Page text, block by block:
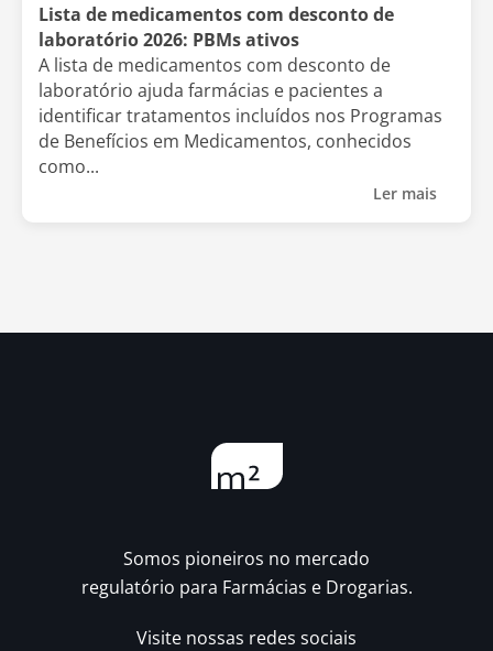
Lista de medicamentos com desconto de
laboratório 2026: PBMs ativos
A lista de medicamentos com desconto de
laboratório ajuda farmácias e pacientes a
identificar tratamentos incluídos nos Programas
de Benefícios em Medicamentos, conhecidos
como...
Ler mais
Somos pioneiros no mercado
regulatório para Farmácias e Drogarias.
Visite nossas redes sociais